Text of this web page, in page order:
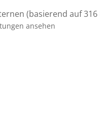
(basierend auf
ansehen